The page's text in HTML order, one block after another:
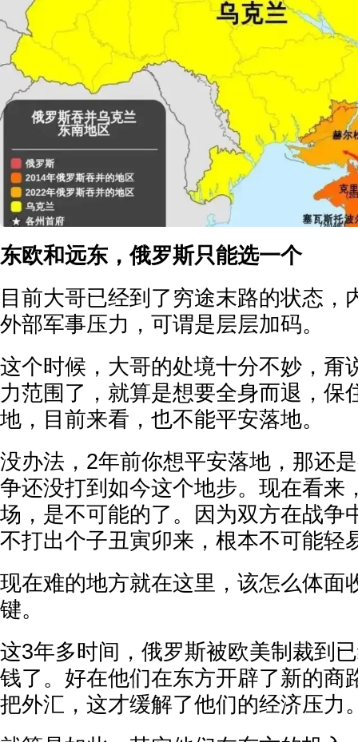
东欧和远东，俄罗斯只能选一个
目前大哥已经到了穷途末路的状态，
外部军事压力，可谓是层层加码。
这个时候，大哥的处境十分不妙，甭
力范围了，就算是想要全身而退，保
地，目前来看，也不能平安落地。
没办法，2年前你想平安落地，那还
争还没打到如今这个地步。现在看来
场，是不可能的了。因为双方在战争
不打出个子丑寅卯来，根本不可能轻
现在难的地方就在这里，该怎么体面
键。
这3年多时间，俄罗斯被欧美制裁到
钱了。好在他们在东方开辟了新的商
把外汇，这才缓解了他们的经济压力